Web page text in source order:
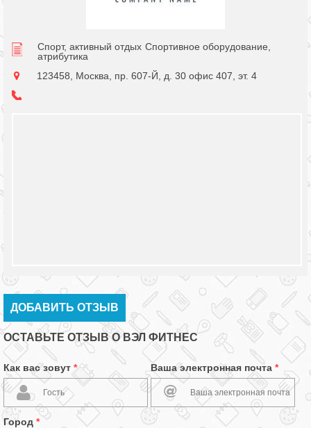
Спорт, активный отдых Спортивное оборудование,
атрибутика
123458, Москва, пр. 607-Й, д. 30 офис 407, эт. 4
ДОБАВИТЬ ОТЗЫВ
ОСТАВЬТЕ ОТЗЫВ О ВЭЛ ФИТНЕС
Как вас зовут * Ваша электронная почта *
Город *